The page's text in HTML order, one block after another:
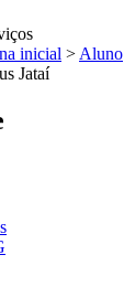
inicial >Aluno
Jataí